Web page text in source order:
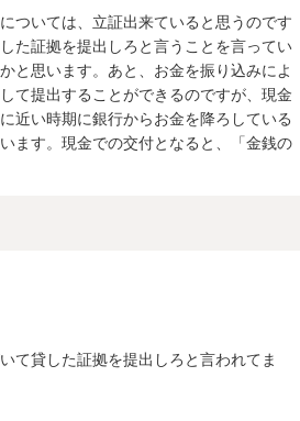
ついては、立証出来ていると思うのです
た証拠を提出しろと言うことを言ってい
と思います。あと、お金を振り込みによ
て提出することができるのですが、現金
近い時期に銀行からお金を降ろしている
ます。現金での交付となると、「金銭の
て貸した証拠を提出しろと言われてま